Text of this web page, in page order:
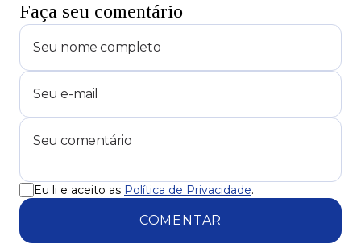
Faça seu comentário
Eu li e aceito as Política de Privacidade.
COMENTAR